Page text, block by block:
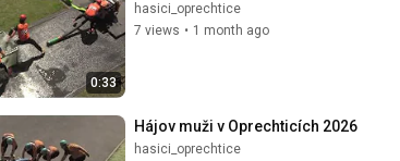
0:33
hasici_oprechtice
7 views • 1 month ago
Hájov muži v Oprechticích 2026
hasici_oprechtice